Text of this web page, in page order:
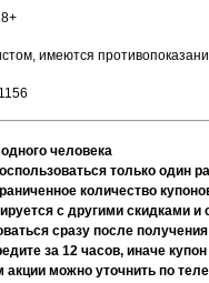
имеются
человека
только один
количество
с другими скидками
сразу после получения
за 12 часов, иначе
можно уточнить по